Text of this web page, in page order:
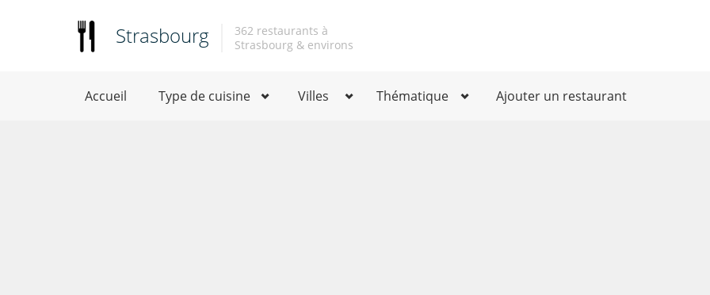
Strasbourg
362 restaurants à
Strasbourg & environs
Accueil Type de cuisine Villes Thématique Ajouter un restaurant